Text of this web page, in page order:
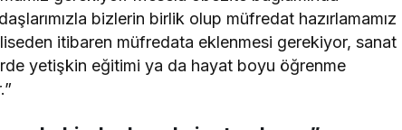
bizlerin birlik olup müfredat hazırlamamız
itibaren müfredata eklenmesi gerekiyor, sanat
yetişkin eğitimi ya da hayat boyu öğrenme